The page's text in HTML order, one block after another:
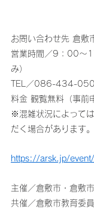
お問い合わせ先 倉敷
営業時間／9：00～
み）
TEL／086-434-
料金 観覧無料（事前
※混雑状況によって
だく場合があります。
https://arsk.jp/
主催／倉敷市・倉敷
共催／倉敷市教育委